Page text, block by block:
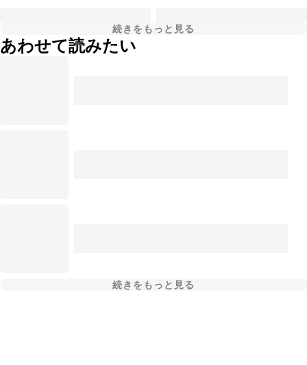
続きをもっと見る
あわせて読みたい
続きをもっと見る